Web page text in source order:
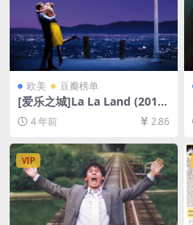
欧美 豆瓣榜单
[爱乐之城]La La Land (2016)
[百度网盘+迅雷云盘资源1080
P超清未删减][MP4/9GB][中
英字幕]
4 年前 2.86
VIP